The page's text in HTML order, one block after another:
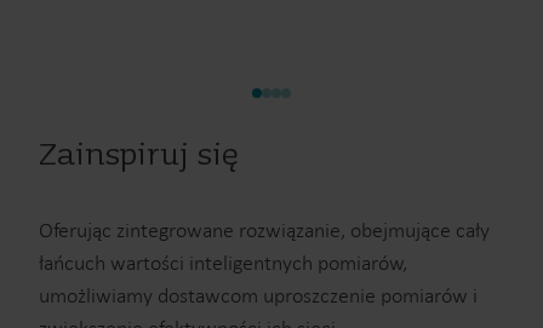
Zainspiruj się
Oferując zintegrowane rozwiązanie, obejmujące cały
łańcuch wartości inteligentnych pomiarów,
umożliwiamy dostawcom uproszczenie pomiarów i